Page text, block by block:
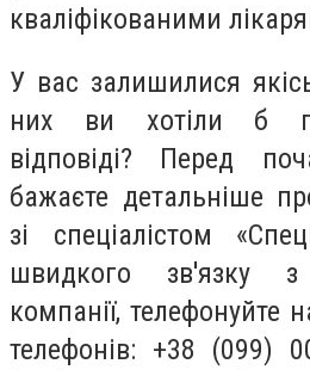
кваліфікованими
У вас залишилися
них ви хотіли б
відповіді? Перед
бажаєте детальніше
зі спеціалістом
швидкого зв'язку з
компанії, телефонуйте
телефонів: +38 (099)